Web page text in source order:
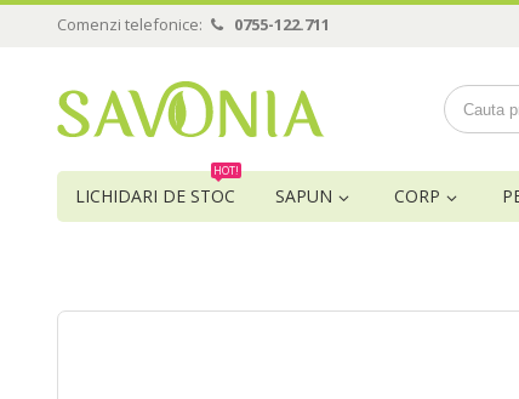
Comenzi telefonice: 0755-122.711
LICHIDARI DE STOC
HOT!
SAPUN CORP